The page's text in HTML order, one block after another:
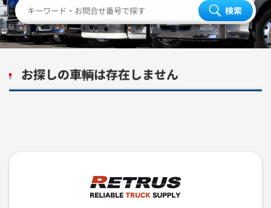
検索
お探しの車輌は存在しません